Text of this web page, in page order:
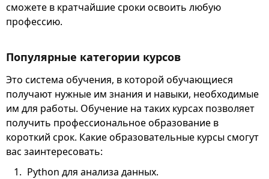
сможете в кратчайшие сроки освоить любую
профессию.
Популярные категории курсов
Это система обучения, в которой обучающиеся
получают нужные им знания и навыки, необходимые
им для работы. Обучение на таких курсах позволяет
получить профессиональное образование в
короткий срок. Какие образовательные курсы смогут
вас заинтересовать:
Python для анализа данных.